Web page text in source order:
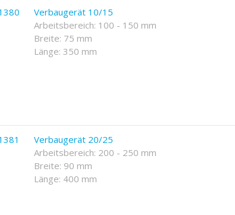
Verbaugerät 10/15
Arbeitsbereich: 100 - 150 mm
Breite: 75 mm
Länge: 350 mm
Verbaugerät 20/25
Arbeitsbereich: 200 - 250 mm
Breite: 90 mm
Länge: 400 mm